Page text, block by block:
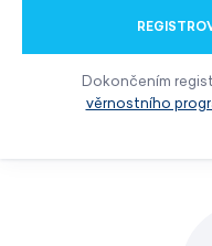
Dokončením
věrnostního